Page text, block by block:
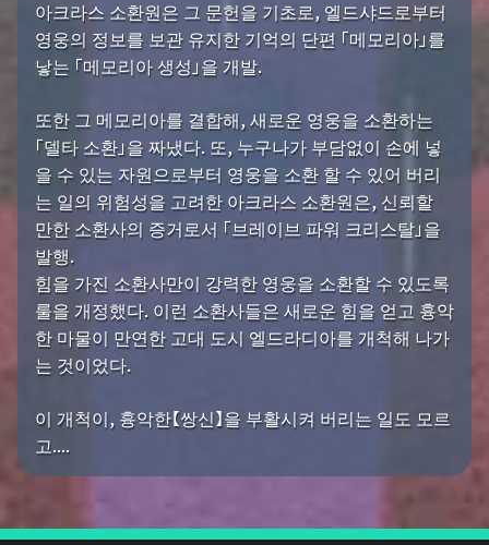
아크라스 소환원은 그 문헌을 기초로, 엘드샤드로부터
영웅의 정보를 보관 유지한 기억의 단편 「메모리아」를
낳는 「메모리아 생성」을 개발.
또한 그 메모리아를 결합해, 새로운 영웅을 소환하는
「델타 소환」을 짜냈다. 또, 누구나가 부담없이 손에 넣
을 수 있는 자원으로부터 영웅을 소환 할 수 있어 버리
는 일의 위험성을 고려한 아크라스 소환원은, 신뢰할
만한 소환사의 증거로서 「브레이브 파워 크리스탈」을
발행.
힘을 가진 소환사만이 강력한 영웅을 소환할 수 있도록
룰을 개정했다. 이런 소환사들은 새로운 힘을 얻고 흉악
한 마물이 만연한 고대 도시 엘드라디아를 개척해 나가
는 것이었다.
이 개척이, 흉악한【쌍신】을 부활시켜 버리는 일도 모르
고....